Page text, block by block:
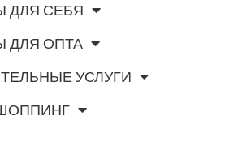
ДЛЯ СЕБЯ
ДЛЯ ОПТА
УСЛУГИ